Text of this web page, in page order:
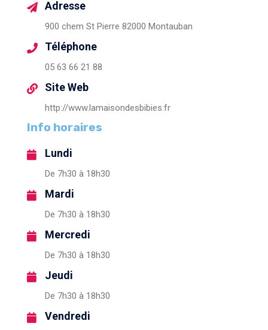
Adresse
900 chem St Pierre 82000 Montauban
Téléphone
05 63 66 21 88
Site Web
http://www.lamaisondesbibies.fr
Info horaires
Lundi
De 7h30 à 18h30
Mardi
De 7h30 à 18h30
Mercredi
De 7h30 à 18h30
Jeudi
De 7h30 à 18h30
Vendredi